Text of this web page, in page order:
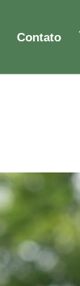
Contato